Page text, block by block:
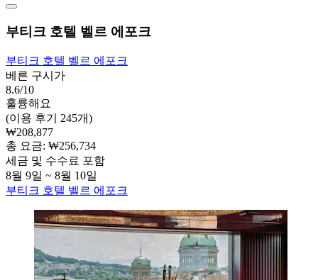
부티크 호텔 벨르 에포크
부티크 호텔 벨르 에포크
베른 구시가
8.6/10
훌륭해요
(이용 후기 245개)
₩208,877
총 요금: ₩256,734
세금 및 수수료 포함
8월 9일 ~ 8월 10일
부티크 호텔 벨르 에포크